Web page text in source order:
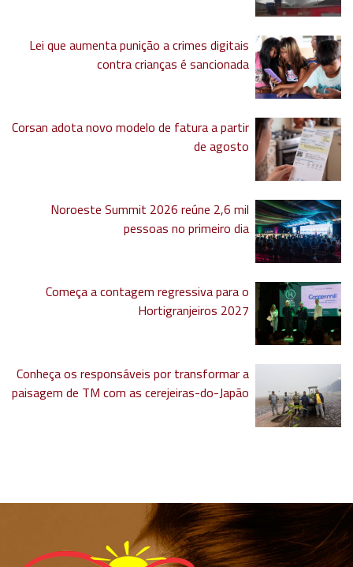
Lei que aumenta punição a crimes digitais
contra crianças é sancionada
Corsan adota novo modelo de fatura a partir
de agosto
Noroeste Summit 2026 reúne 2,6 mil
pessoas no primeiro dia
Começa a contagem regressiva para o
Hortigranjeiros 2027
Conheça os responsáveis por transformar a
paisagem de TM com as cerejeiras-do-Japão